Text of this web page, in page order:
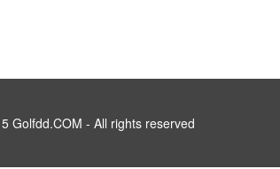
Golfdd.COM - All rights reserved